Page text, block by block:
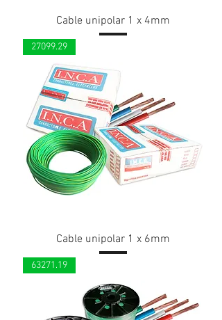
Cable unipolar 1 x 4mm
27099.29
Cable unipolar 1 x 6mm
63271.19